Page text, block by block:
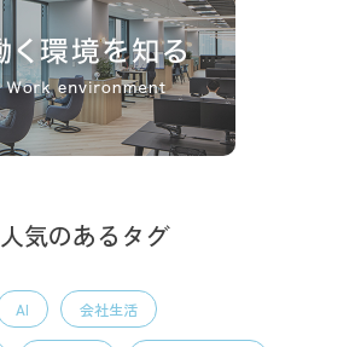
人気のあるタグ
AI 会社生活